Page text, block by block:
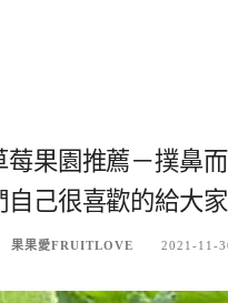
莓果園推薦－撲鼻
自己很喜歡的給大
果果愛FRUITLOVE 2021-11-